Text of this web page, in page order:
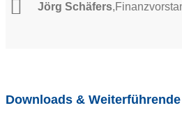
Jörg Schäfers,
Downloads &